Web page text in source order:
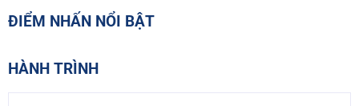
ĐIỂM NHẤN NỔI BẬT
HÀNH TRÌNH